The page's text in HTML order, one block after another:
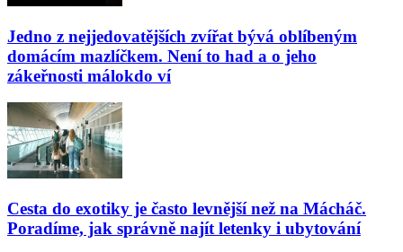
Jedno z nejjedovatějších zvířat bývá oblíbeným
domácím mazlíčkem. Není to had a o jeho
zákeřnosti málokdo ví
Cesta do exotiky je často levnější než na Mácháč.
Poradíme, jak správně najít letenky i ubytování